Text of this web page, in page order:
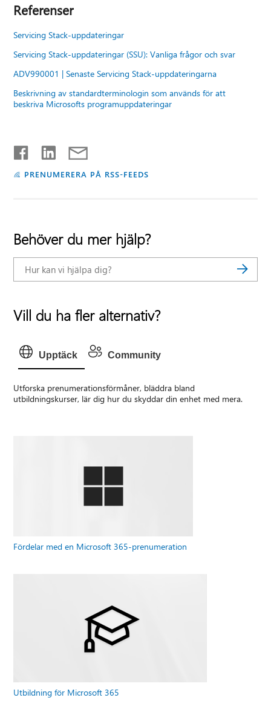
Referenser
Servicing Stack-uppdateringar
Servicing Stack-uppdateringar (SSU): Vanliga frågor och svar
ADV990001 | Senaste Servicing Stack-uppdateringarna
Beskrivning av standardterminologin som används för att
beskriva Microsofts programuppdateringar
PRENUMERERA PÅ RSS-FEEDS
Behöver du mer hjälp?
Vill du ha fler alternativ?
Upptäck Community
Utforska prenumerationsförmåner, bläddra bland
utbildningskurser, lär dig hur du skyddar din enhet med mera.
Fördelar med en Microsoft 365-prenumeration
Utbildning för Microsoft 365